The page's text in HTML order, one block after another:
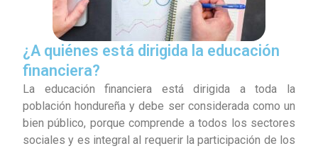
¿A quiénes está dirigida la educación
financiera?
La educación financiera está dirigida a toda la
población hondureña y debe ser considerada como un
bien público, porque comprende a todos los sectores
sociales y es integral al requerir la participación de los